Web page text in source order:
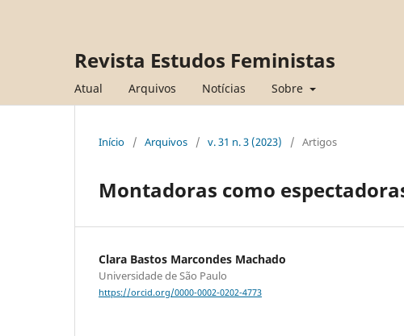
Revista Estudos Feministas
Atual Arquivos Notícias Sobre
Início / Arquivos / v. 31 n. 3 (2023) / Artigos
Montadoras como
Clara Bastos Marcondes Machado
Universidade de São Paulo
https://orcid.org/0000-0002-0202-4773